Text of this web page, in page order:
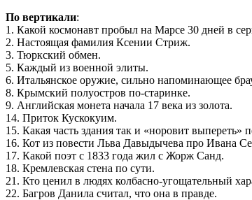
По вертикали:
1. Какой космонавт пробыл на Марсе 30 дней в
2. Настоящая фамилия Ксении Стриж.
3. Тюркский обмен.
5. Каждый из военной элиты.
6. Итальянское оружие, сильно напоминающее
8. Крымский полуостров по-старинке.
9. Английская монета начала 17 века из золота.
14. Приток Кускокуим.
15. Какая часть здания так и «норовит выпереть»
16. Кот из повести Льва Давыдычева про Ивана
17. Какой поэт с 1833 года жил с Жорж Санд.
18. Кремлевская стена по сути.
21. Кто ценил в людях колбасно-угощательный
22. Багров Данила считал, что она в правде.